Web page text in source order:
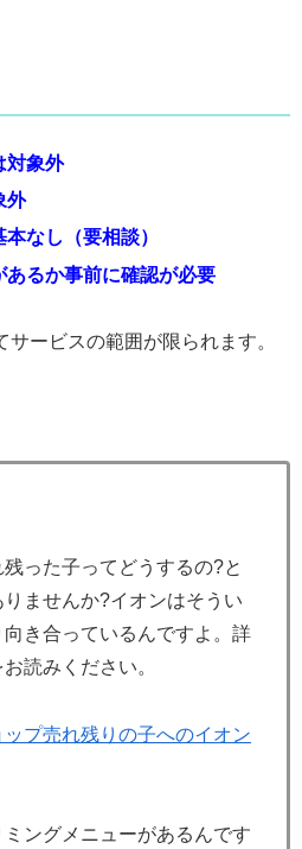
対象外
外
なし（要相談）
るか事前に確認が必要
ービスの範囲が限られます。
った子ってどうするの?と
ませんか?イオンはそうい
き合っているんですよ。詳
読みください。
プ売れ残りの子へのイオン
ングメニューがあるんです